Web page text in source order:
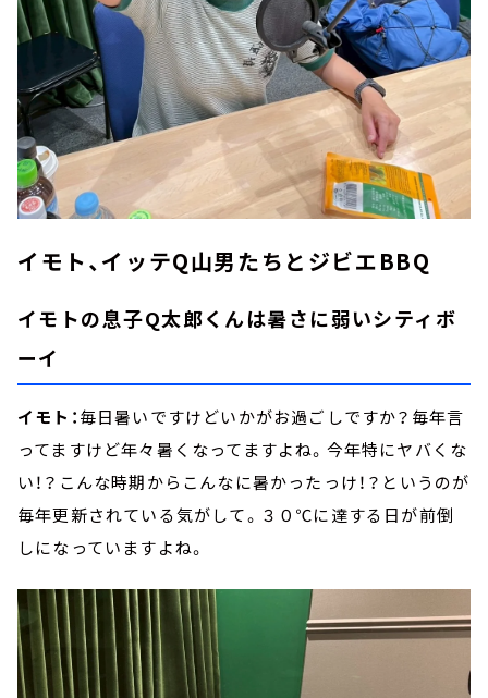
イモト、イッテQ山男たちとジビエBBQ
イモトの息子Q太郎くんは暑さに弱いシティボ
ーイ
イモト：毎日暑いですけどいかがお過ごしですか？毎年言
ってますけど年々暑くなってますよね。今年特にヤバくな
い！？こんな時期からこんなに暑かったっけ！？というのが
毎年更新されている気がして。３０℃に達する日が前倒
しになっていますよね。